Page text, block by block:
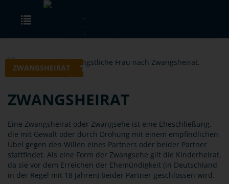
Skip to main content
ZWANGSHEIRAT
ZWANGSHEIRAT
Eine Zwangsheirat oder Zwangsehe ist eine Eheschließung,
die mit Gewalt oder durch Drohung mit einem empfindlichen
Übel gegen den Willen eines Partners oder beider Partner
stattfindet. Als eine Form der Zwangsehe gilt die Kinderheirat,
da sie vor dem Erreichen der Ehemündigkeit (in Deutschland
in der Regel mit 18 Jahren) beider Partner geschlossen wird.